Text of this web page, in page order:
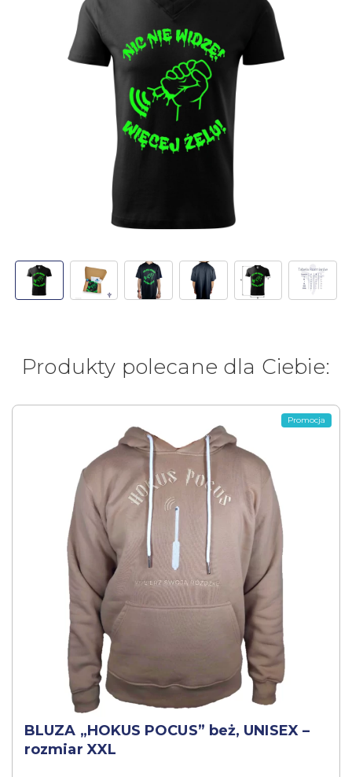
Produkty polecane dla Ciebie:
BLUZA „HOKUS POCUS” beż, UNISEX –
rozmiar XXL
Promocja